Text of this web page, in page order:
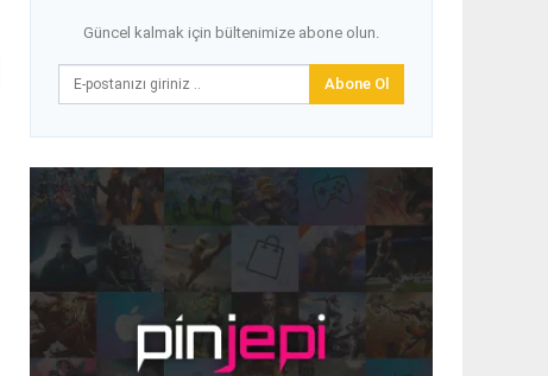
Güncel kalmak için bültenimize abone olun.
Abone Ol